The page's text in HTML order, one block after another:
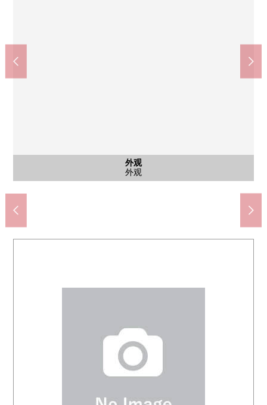
外观
外观
外观
外观
入口
入口
入口
入口
共有部分
自行车停放处
外观
外观
外观
外观
国分寺市立第一小学(约1010m)
步行13分钟
国分寺市立第2中学(约950m)
步行12分钟
Maruetsu国分寺南口店(约270m)
步行4分钟
全家便利店国分寺南町3丁目商店(约170m)
步行3分钟
CELEO国分寺(约310m)
步行4分钟
殿谷门庭园(约390m)
步行5分钟
国分寺南邮局(约130m)
步行2分钟